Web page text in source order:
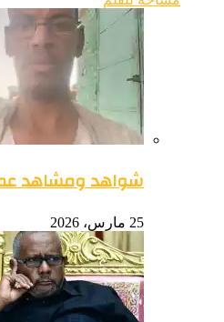
شواهد ومشاهد
25 مارس، 2026